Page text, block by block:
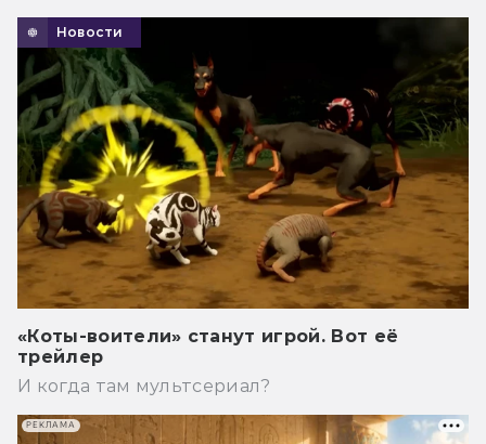
Новости
«Коты-воители» станут игрой. Вот её
трейлер
И когда там мультсериал?
РЕКЛАМА